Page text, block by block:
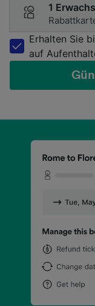
1
Erhalten Sie
auf